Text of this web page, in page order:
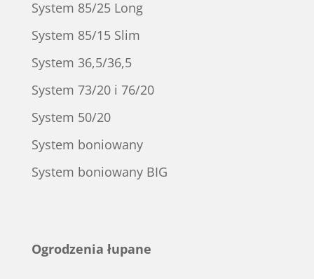
System 85/25 Long
System 85/15 Slim
System 36,5/36,5
System 73/20 i 76/20
System 50/20
System boniowany
System boniowany BIG
Ogrodzenia łupane